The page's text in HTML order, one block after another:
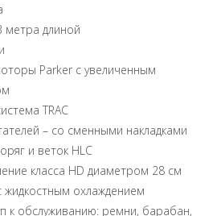
метра длиной
Parker с увеличенным
TRAC
– со сменными накладками
и веток HLC
класса HD диаметром 28 см
жидкостным охлаждением
к обслуживанию: ремни, барабан,